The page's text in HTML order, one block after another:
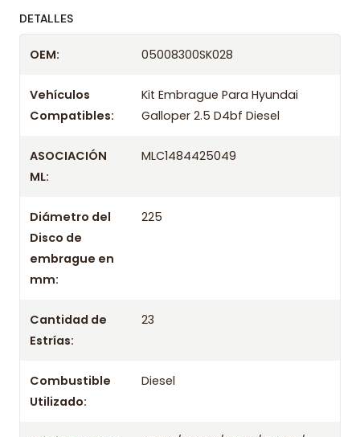
tienda previo correo de confirmación.
DETALLES
OEM: 05008300SK028
Vehículos
Compatibles:
Kit Embrague Para Hyundai
Galloper 2.5 D4bf Diesel
ASOCIACIÓN
ML:
MLC1484425049
Diámetro del
Disco de
embrague en
mm:
225
Cantidad de
Estrías:
23
Combustible
Utilizado:
Diesel